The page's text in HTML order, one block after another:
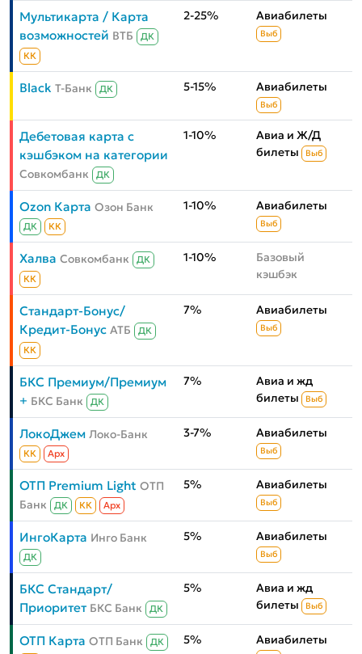
Мультикарта / Карта
возможностей ВТБ
ДК
КК
2-25% Авиабилеты
Выб
Black Т-Банк ДК 5-15% Авиабилеты
Выб
Дебетовая карта с
кэшбэком на категории
Совкомбанк ДК
1-10%
Авиа и Ж/Д
билеты
Выб
Ozon Карта Озон Банк
ДК КК
1-10% Авиабилеты
Выб
Халва Совкомбанк
ДК
КК
1-10%
Базовый
кэшбэк
Стандарт-Бонус/
Кредит-Бонус АТБ
ДК
КК
7% Авиабилеты
Выб
БКС Премиум/Премиум
+ БКС Банк ДК
7%
Авиа и жд
билеты
Выб
ЛокоДжем Локо-Банк
КК Aрх
3-7% Авиабилеты
Выб
ОТП Premium Light ОТП
Банк
ДК КК Aрх
5% Авиабилеты
Выб
ИнгоКарта Инго Банк
ДК
5% Авиабилеты
Выб
БКС Стандарт/
Приоритет БКС Банк ДК
5%
Авиа и жд
билеты
Выб
ОТП Карта ОТП Банк ДК 5% Авиабилеты